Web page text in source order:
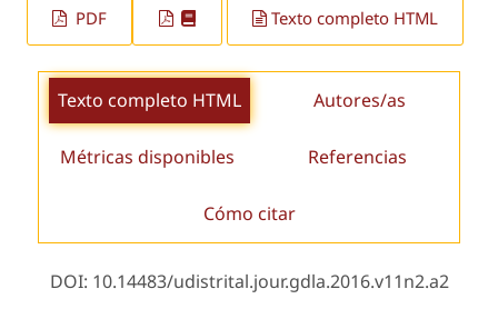
PDF Texto completo HTML
Texto completo HTML Autores/as
Métricas disponibles Referencias
Cómo citar
DOI: 10.14483/udistrital.jour.gdla.2016.v11n2.a2